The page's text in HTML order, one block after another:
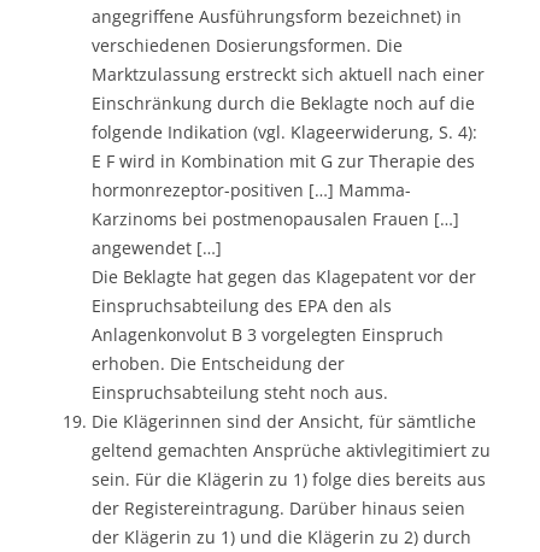
angegriffene Ausführungsform bezeichnet) in
verschiedenen Dosierungsformen. Die
Marktzulassung erstreckt sich aktuell nach einer
Einschränkung durch die Beklagte noch auf die
folgende Indikation (vgl. Klageerwiderung, S. 4):
E F wird in Kombination mit G zur Therapie des
hormonrezeptor-positiven […] Mamma-
Karzinoms bei postmenopausalen Frauen […]
angewendet […]
Die Beklagte hat gegen das Klagepatent vor der
Einspruchsabteilung des EPA den als
Anlagenkonvolut B 3 vorgelegten Einspruch
erhoben. Die Entscheidung der
Einspruchsabteilung steht noch aus.
Die Klägerinnen sind der Ansicht, für sämtliche
geltend gemachten Ansprüche aktivlegitimiert zu
sein. Für die Klägerin zu 1) folge dies bereits aus
der Registereintragung. Darüber hinaus seien
der Klägerin zu 1) und die Klägerin zu 2) durch